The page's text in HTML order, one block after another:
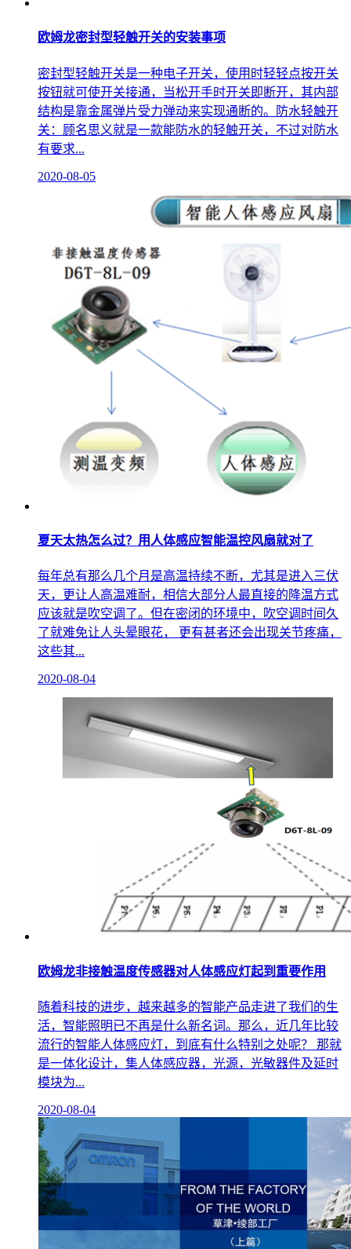
欧姆龙密封型轻触开关的安装事项
密封型轻触开关是一种电子开关，使用时轻轻点按开关
按钮就可使开关接通，当松开手时开关即断开，其内部
结构是靠金属弹片受力弹动来实现通断的。防水轻触开
关：顾名思义就是一款能防水的轻触开关，不过对防水
有要求...
2020-08-05
夏天太热怎么过？用人体感应智能温控风扇就对了
每年总有那么几个月是高温持续不断，尤其是进入三伏
天，更让人高温难耐，相信大部分人最直接的降温方式
应该就是吹空调了。但在密闭的环境中，吹空调时间久
了就难免让人头晕眼花， 更有甚者还会出现关节疼痛，
这些其...
2020-08-04
欧姆龙非接触温度传感器对人体感应灯起到重要作用
随着科技的进步，越来越多的智能产品走进了我们的生
活，智能照明已不再是什么新名词。那么，近几年比较
流行的智能人体感应灯，到底有什么特别之处呢？ 那就
是一体化设计，集人体感应器，光源，光敏器件及延时
模块为...
2020-08-04